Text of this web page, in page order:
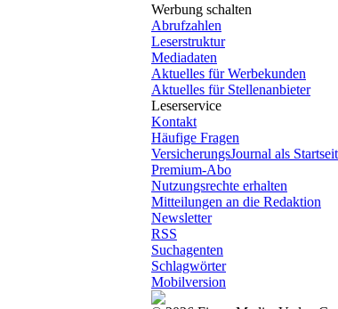
Werbung schalten
Abrufzahlen
Leserstruktur
Mediadaten
Aktuelles für Werbekunden
Aktuelles für Stellenanbieter
Leserservice
Kontakt
Häufige Fragen
VersicherungsJournal als
Premium-Abo
Nutzungsrechte erhalten
Mitteilungen an die Redaktion
Newsletter
RSS
Suchagenten
Schlagwörter
Mobilversion